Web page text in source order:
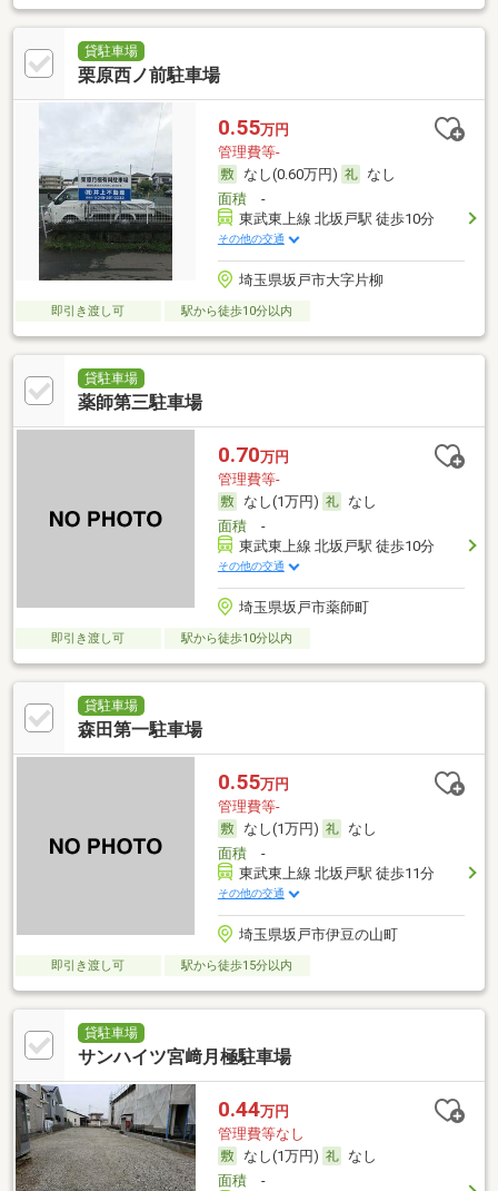
貸駐車場
栗原西ノ前駐車場
0.55万円
管理費等-
なし(0.60万円)
なし
面積-
東武東上線 北坂戸駅 徒歩10分
その他の交通
埼玉県坂戸市大字片柳
即引き渡し可 駅から徒歩10分以内
貸駐車場
薬師第三駐車場
0.70万円
管理費等-
なし(1万円)
なし
面積-
東武東上線 北坂戸駅 徒歩10分
その他の交通
埼玉県坂戸市薬師町
即引き渡し可 駅から徒歩10分以内
貸駐車場
森田第一駐車場
0.55万円
管理費等-
なし(1万円)
なし
面積-
東武東上線 北坂戸駅 徒歩11分
その他の交通
埼玉県坂戸市伊豆の山町
即引き渡し可 駅から徒歩15分以内
貸駐車場
サンハイツ宮﨑月極駐車場
0.44万円
管理費等なし
なし(1万円)
なし
面積-